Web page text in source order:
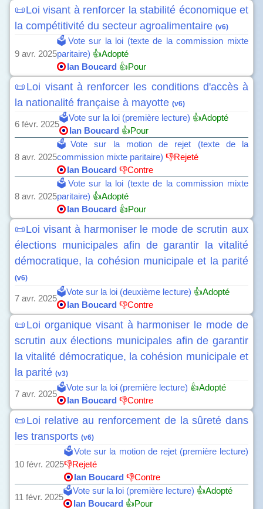
📜Loi visant à renforcer la stabilité économique et
la compétitivité du secteur agroalimentaire (v6)
9 avr. 2025
🗳️Vote sur la loi (texte de la commission mixte
paritaire) 👍Adopté
Ian Boucard 👍Pour
📜Loi visant à renforcer les conditions d'accès à
la nationalité française à mayotte (v6)
6 févr. 2025
🗳️Vote sur la loi (première lecture) 👍Adopté
Ian Boucard 👍Pour
8 avr. 2025
🗳️Vote sur la motion de rejet (texte de la
commission mixte paritaire) 👎Rejeté
Ian Boucard 👎Contre
8 avr. 2025
🗳️Vote sur la loi (texte de la commission mixte
paritaire) 👍Adopté
Ian Boucard 👍Pour
📜Loi visant à harmoniser le mode de scrutin aux
élections municipales afin de garantir la vitalité
démocratique, la cohésion municipale et la parité
(v6)
7 avr. 2025
🗳️Vote sur la loi (deuxième lecture) 👍Adopté
Ian Boucard 👎Contre
📜Loi organique visant à harmoniser le mode de
scrutin aux élections municipales afin de garantir
la vitalité démocratique, la cohésion municipale et
la parité (v3)
7 avr. 2025
🗳️Vote sur la loi (première lecture) 👍Adopté
Ian Boucard 👎Contre
📜Loi relative au renforcement de la sûreté dans
les transports (v6)
10 févr. 2025
🗳️Vote sur la motion de rejet (première lecture)
👎Rejeté
Ian Boucard 👎Contre
11 févr. 2025
🗳️Vote sur la loi (première lecture) 👍Adopté
Ian Boucard 👍Pour